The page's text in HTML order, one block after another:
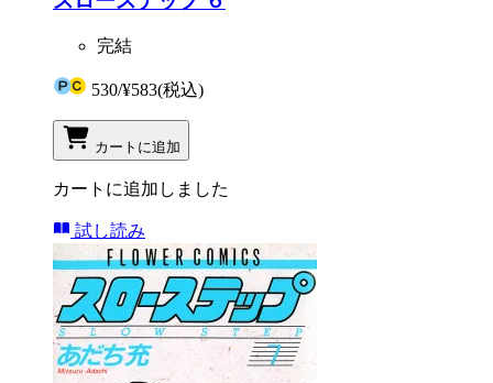
完結
530/¥583(税込)
カートに追加
カートに追加しました
試し読み